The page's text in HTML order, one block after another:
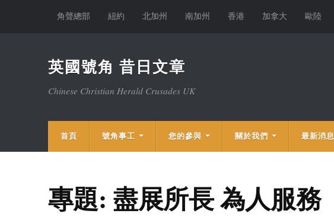
角聲總部 紐約 北加州 南加州 香港 加拿大 歐陸
英國號角 昔日文章
Chinese Christian Herald Crusades UK
首頁 號角事工 您的參與 關於我們 最新消息
專題: 盡展所長 為人服務